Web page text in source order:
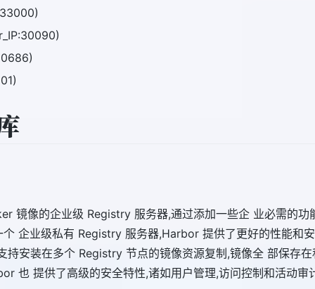
镜像的企业级 Registry 服务器,通过添加一些企 业必需的功
企业级私有 Registry 服务器,Harbor 提供了更好的性能和
持安装在多个 Registry 节点的镜像资源复制,镜像全 部保存
也 提供了高级的安全特性,诸如用户管理,访问控制和活动审